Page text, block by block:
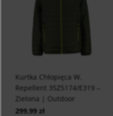
Kurtka Chłopięca W.
Repellent 35Z5174/E319 –
Zielona | Outdoor
299,99 zł